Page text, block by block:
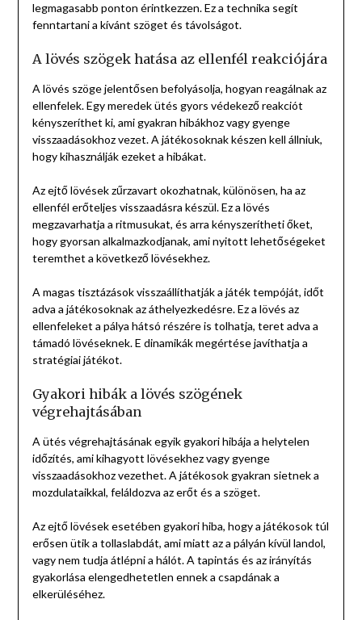
legmagasabb ponton érintkezzen. Ez a technika segít
fenntartani a kívánt szöget és távolságot.
A lövés szögek hatása az ellenfél reakciójára
A lövés szöge jelentősen befolyásolja, hogyan reagálnak az
ellenfelek. Egy meredek ütés gyors védekező reakciót
kényszeríthet ki, ami gyakran hibákhoz vagy gyenge
visszaadásokhoz vezet. A játékosoknak készen kell állniuk,
hogy kihasználják ezeket a hibákat.
Az ejtő lövések zűrzavart okozhatnak, különösen, ha az
ellenfél erőteljes visszaadásra készül. Ez a lövés
megzavarhatja a ritmusukat, és arra kényszerítheti őket,
hogy gyorsan alkalmazkodjanak, ami nyitott lehetőségeket
teremthet a következő lövésekhez.
A magas tisztázások visszaállíthatják a játék tempóját, időt
adva a játékosoknak az áthelyezkedésre. Ez a lövés az
ellenfeleket a pálya hátsó részére is tolhatja, teret adva a
támadó lövéseknek. E dinamikák megértése javíthatja a
stratégiai játékot.
Gyakori hibák a lövés szögének
végrehajtásában
A ütés végrehajtásának egyik gyakori hibája a helytelen
időzítés, ami kihagyott lövésekhez vagy gyenge
visszaadásokhoz vezethet. A játékosok gyakran sietnek a
mozdulataikkal, feláldozva az erőt és a szöget.
Az ejtő lövések esetében gyakori hiba, hogy a játékosok túl
erősen ütik a tollaslabdát, ami miatt az a pályán kívül landol,
vagy nem tudja átlépni a hálót. A tapintás és az irányítás
gyakorlása elengedhetetlen ennek a csapdának a
elkerüléséhez.